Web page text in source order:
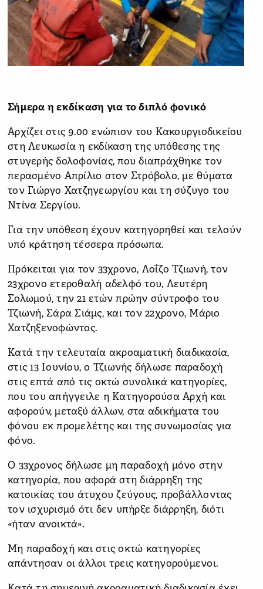
Σήμερα η εκδίκαση για το διπλό φονικό
Αρχίζει στις 9.00 ενώπιον του Κακουργιοδικείου
στη Λευκωσία η εκδίκαση της υπόθεσης της
στυγερής δολοφονίας, που διαπράχθηκε τον
περασμένο Απρίλιο στον Στρόβολο, με θύματα
τον Γιώργο Χατζηγεωργίου και τη σύζυγο του
Ντίνα Σεργίου.
Για την υπόθεση έχουν κατηγορηθεί και τελούν
υπό κράτηση τέσσερα πρόσωπα.
Πρόκειται για τον 33χρονο, Λοΐζο Τζιωνή, τον
23χρονο ετεροθαλή αδελφό του, Λευτέρη
Σολωμού, την 21 ετών πρώην σύντροφο του
Τζιωνή, Σάρα Σιάμς, και τον 22χρονο, Μάριο
Χατζηξενοφώντος.
Κατά την τελευταία ακροαματική διαδικασία,
στις 13 Ιουνίου, ο Τζιωνής δήλωσε παραδοχή
στις επτά από τις οκτώ συνολικά κατηγορίες,
που του απήγγειλε η Κατηγορούσα Αρχή και
αφορούν, μεταξύ άλλων, στα αδικήματα του
φόνου εκ προμελέτης και της συνωμοσίας για
φόνο.
Ο 33χρονος δήλωσε μη παραδοχή μόνο στην
κατηγορία, που αφορά στη διάρρηξη της
κατοικίας του άτυχου ζεύγους, προβάλλοντας
τον ισχυρισμό ότι δεν υπήρξε διάρρηξη, διότι
«ήταν ανοικτά».
Μη παραδοχή και στις οκτώ κατηγορίες
απάντησαν οι άλλοι τρεις κατηγορούμενοι.